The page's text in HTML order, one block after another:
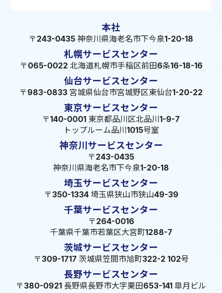
本社
〒243-0435 神奈川県海老名市下今泉1-20-18
札幌サービスセンター
〒065-0022 北海道札幌市手稲区前田6条16-18-16
仙台サービスセンター
〒983-0833 宮城県仙台市宮城野区東仙台1-20-22
東京サービスセンター
〒140-0001 東京都品川区北品川1-9-7
トップルーム品川1015号室
神奈川サービスセンター
〒243-0435
神奈川県海老名市下今泉1-20-18
埼玉サービスセンター
〒350-1334 埼玉県狭山市狭山49-39
千葉サービスセンター
〒264-0016
千葉県千葉市若葉区大宮町1288-7
茨城サービスセンター
〒309-1717 茨城県笠間市旭町322-2 102号
長野サービスセンター
〒380-0921 長野県長野市大字栗田653-141 皐月ビル